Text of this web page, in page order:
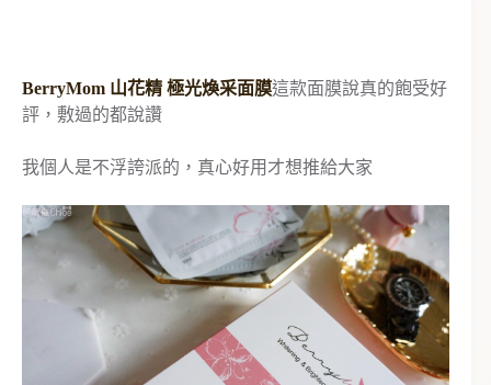
BerryMom 山花精 極光煥采面膜這款面膜說真的飽受好
評，敷過的都說讚
我個人是不浮誇派的，真心好用才想推給大家